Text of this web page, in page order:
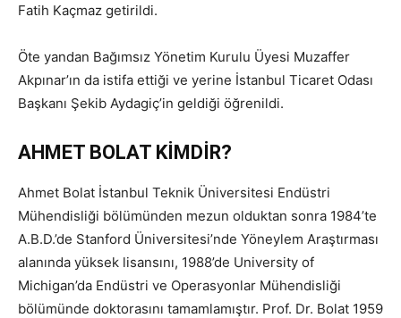
Fatih Kaçmaz getirildi.
Öte yandan Bağımsız Yönetim Kurulu Üyesi Muzaffer
Akpınar’ın da istifa ettiği ve yerine İstanbul Ticaret Odası
Başkanı Şekib Aydagiç’in geldiği öğrenildi.
AHMET BOLAT KİMDİR?
Ahmet Bolat İstanbul Teknik Üniversitesi Endüstri
Mühendisliği bölümünden mezun olduktan sonra 1984’te
A.B.D.’de Stanford Üniversitesi’nde Yöneylem Araştırması
alanında yüksek lisansını, 1988’de University of
Michigan’da Endüstri ve Operasyonlar Mühendisliği
bölümünde doktorasını tamamlamıştır. Prof. Dr. Bolat 1959